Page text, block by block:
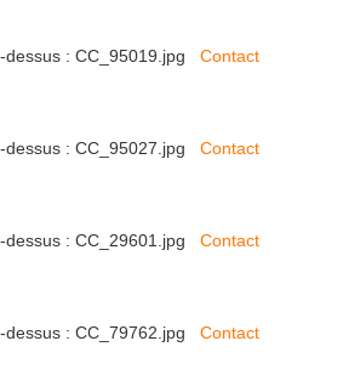
dessus : CC_95019.jpg Contact
dessus : CC_95027.jpg Contact
dessus : CC_29601.jpg Contact
dessus : CC_79762.jpg Contact